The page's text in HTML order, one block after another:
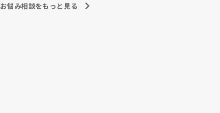
お悩み相談をもっと見る